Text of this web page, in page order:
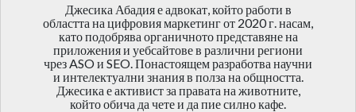
Джесика Абадия е адвокат, който работи в
областта на цифровия маркетинг от 2020 г. насам,
като подобрява органичното представяне на
приложения и уебсайтове в различни региони
чрез ASO и SEO. Понастоящем разработва научни
и интелектуални знания в полза на общността.
Джесика е активист за правата на животните,
който обича да чете и да пие силно кафе.